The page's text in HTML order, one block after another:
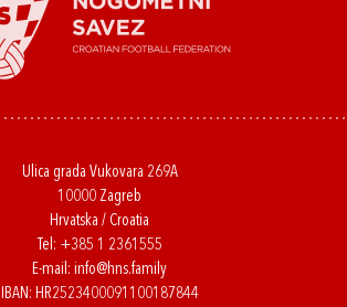
Ulica grada Vukovara 269A
10000 Zagreb
Hrvatska / Croatia
Tel: +385 1 2361555
E-mail: info@hns.family
IBAN: HR2523400091100187844